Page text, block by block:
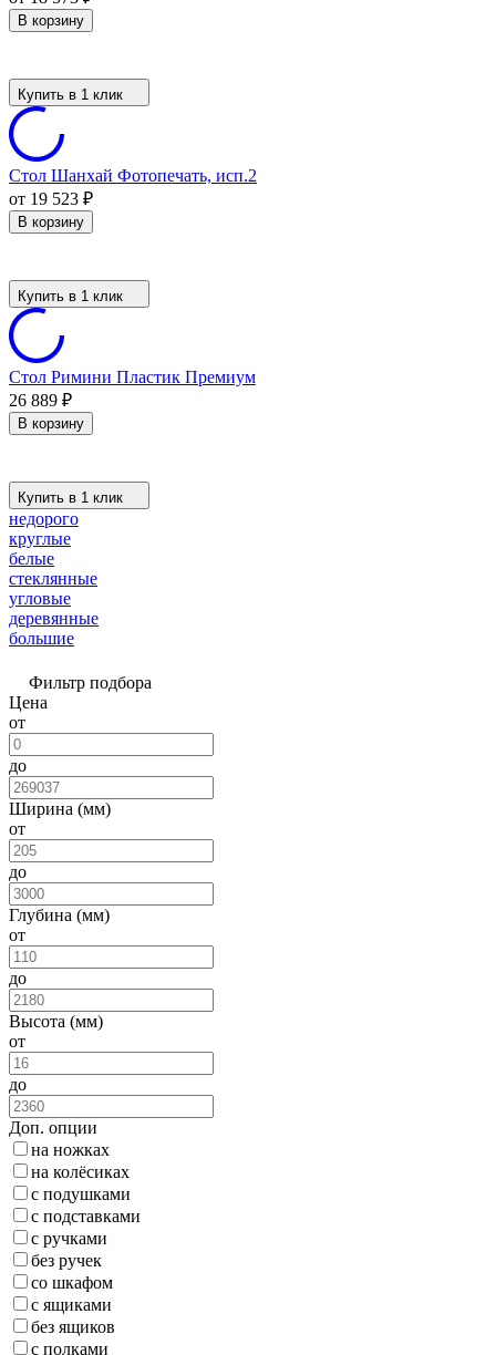
В корзину
Купить в 1 клик
Стол Шанхай Фотопечать, исп.2
от 19 523 ₽
В корзину
Купить в 1 клик
Стол Римини Пластик Премиум
26 889 ₽
В корзину
Купить в 1 клик
недорого
круглые
белые
стеклянные
угловые
деревянные
большие
Фильтр подбора
Цена
от
до
Ширина (мм)
от
до
Глубина (мм)
от
до
Высота (мм)
от
до
Доп. опции
на ножках
на колёсиках
с подушками
с подставками
с ручками
без ручек
со шкафом
с ящиками
без ящиков
с полками